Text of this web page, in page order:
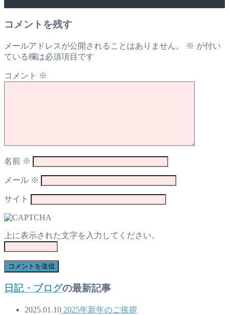
コメントを残す
メールアドレスが公開されることはありません。 ※ が付い
ている欄は必須項目です
コメント ※
名前 ※
メール ※
サイト
上に表示された文字を入力してください。
日記・ブログの最新記事
2025.01.10 2025年新年のご挨拶